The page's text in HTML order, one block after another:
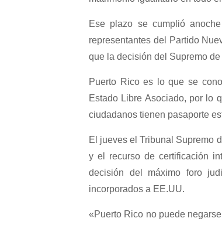
Ese plazo se cumplió
representantes del Partido
que la decisión del Supremo
Puerto Rico es lo que se
Estado Libre Asociado, por lo
ciudadanos tienen pasaporte
El jueves el Tribunal Supremo
y el recurso de certificación
decisión del máximo foro
incorporados a EE.UU.
«Puerto Rico no puede